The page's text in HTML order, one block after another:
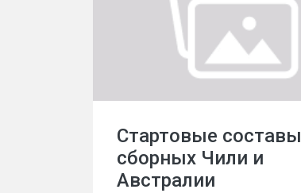
Стартовые составы
сборных Чили и
Австралии